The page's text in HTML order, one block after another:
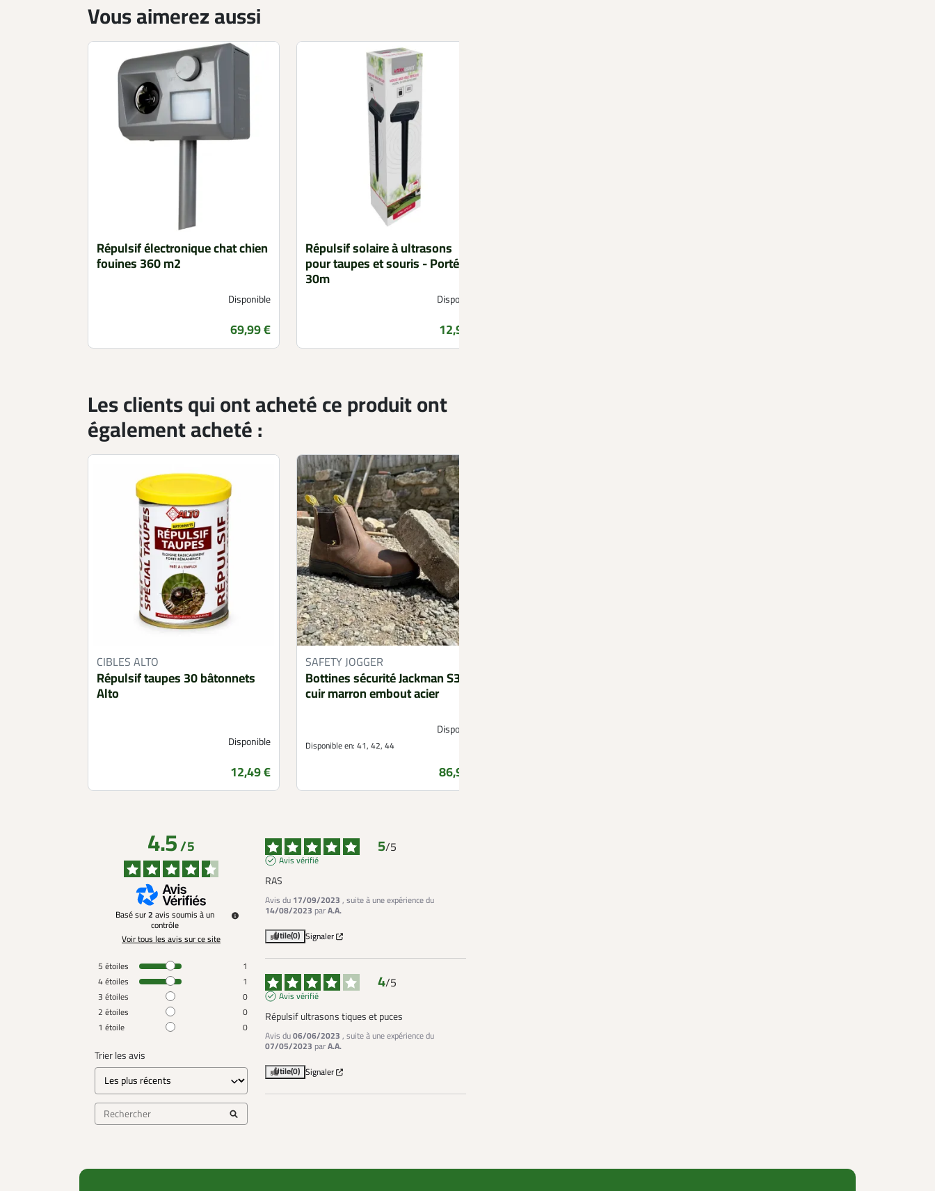
Vous aimerez aussi
Répulsif électronique chat chien
fouines 360 m2
Disponible
Prix
69,99 €
Répulsif solaire à ultrasons
pour taupes et souris - Portée
30m
Disponible
Prix
12,99 €
Les clients qui ont acheté ce produit ont
également acheté :
CIBLES ALTO
Répulsif taupes 30 bâtonnets
Alto
Disponible
Prix
12,49 €
SAFETY JOGGER
Bottines sécurité Jackman S3
cuir marron embout acier
Disponible
Disponible en: 41, 42, 44
Prix
86,99 €
4.5/5
Basé sur2 avis soumis à un
contrôle
Voir tous les avis sur ce site
5 étoiles
1
4étoiles
1
3 étoiles
0
2 étoiles
0
1 étoile 0
Trier les avis
5/5
Avis vérifié
RAS
Avis du 17/09/2023 , suite à une expérience du
14/08/2023 parA.A.
Utile(0) Signaler
4/5
Avis vérifié
Répulsif ultrasons tiques et puces
Avis du06/06/2023 , suite à une expérience du
07/05/2023 parA.A.
Utile(0) Signaler